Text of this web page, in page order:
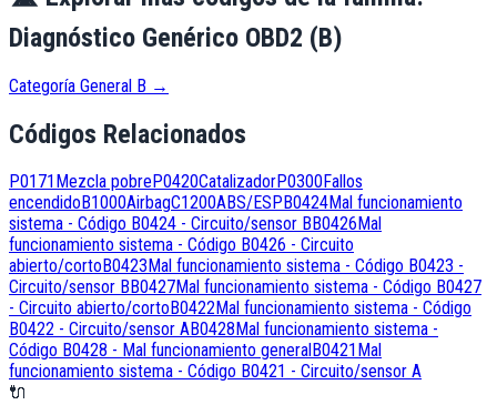
Diagnóstico Genérico OBD2 (B)
Categoría General B →
Códigos Relacionados
P0171 Mezcla pobre P0420CatalizadorP0300 Fallos
encendido B1000AirbagC1200ABS/ESP B0424Mal funcionamiento
sistema - Código B0424 - Circuito/sensor B B0426 Mal
funcionamiento sistema - Código B0426 - Circuito
abierto/corto B0423 Mal funcionamiento sistema - Código B0423 -
Circuito/sensor B B0427Mal funcionamiento sistema - Código B0427
- Circuito abierto/corto B0422Mal funcionamiento sistema - Código
B0422 - Circuito/sensor AB0428 Mal funcionamiento sistema -
Código B0428 - Mal funcionamiento general B0421 Mal
funcionamiento sistema - Código B0421 - Circuito/sensor A
🔌